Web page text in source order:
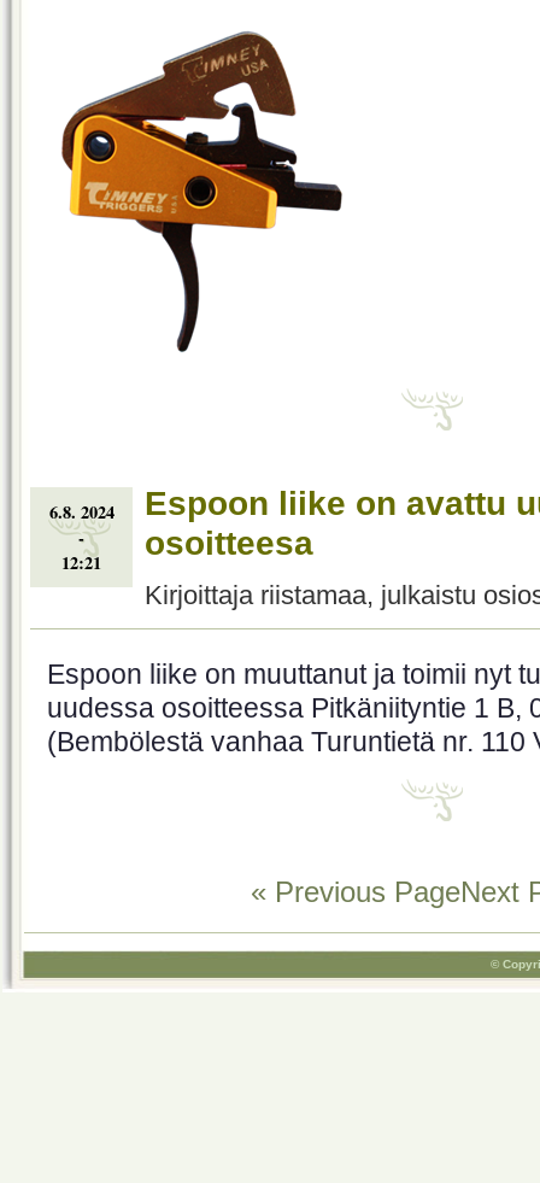
6.8. 2024
-
12:21
Espoon liike on avattu
osoitteesa
Kirjoittaja riistamaa, julkaistu
Espoon liike on muuttanut ja toimii nyt
uudessa osoitteessa Pitkäniityntie 1 B,
(Bembölestä vanhaa Turuntietä nr. 110
« Previous PageNext
©